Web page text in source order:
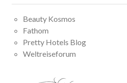
Beauty Kosmos
Fathom
Pretty Hotels Blog
Weltreiseforum